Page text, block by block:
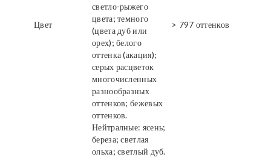
Цвет
светло-рыжего
цвета; темного
(цвета дуб или
орех); белого
оттенка (акация);
серых расцветок
многочисленных
разнообразных
оттенков; бежевых
оттенков.
Нейтралные: ясень;
береза; светлая
ольха; светлый дуб.
> 797 оттенков